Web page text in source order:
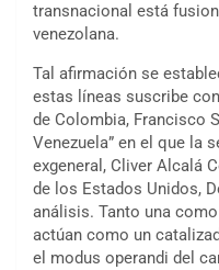
transnacional está
venezolana.
Tal afirmación se
estas líneas suscribe
de Colombia, Francisco
Venezuela” en el que la
exgeneral, Cliver Alcalá
de los Estados Unidos,
análisis. Tanto una
actúan como un
el modus operandi del